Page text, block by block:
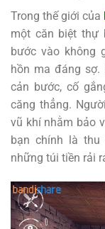
Trong thế giới của
một căn biệt thự
bước vào không
hồn ma đáng sợ.
cản bước, cố
căng thẳng.
vũ khí nhằm bảo
bạn chính là thu
những túi tiền rải